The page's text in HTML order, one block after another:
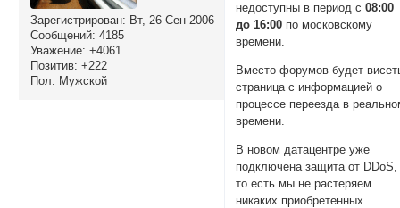
Зарегистрирован: Вт, 26 Сен 2006
Сообщений: 4185
Уважение: +4061
Позитив: +222
Пол: Мужской
недоступны в период с08:00
до 16:00 по московскому
времени.
Вместо форумов будет
страница с информацией о
процессе переезда в
времени.
В новом датацентре уже
подключена защита от DDoS,
то есть мы не растеряем
никаких приобретенных